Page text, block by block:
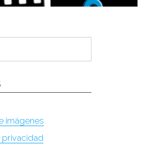
Search
imágenes
privacidad